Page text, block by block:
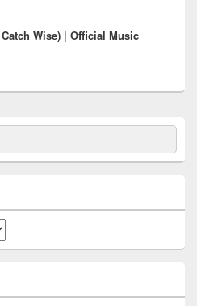
Wise) | Official Music